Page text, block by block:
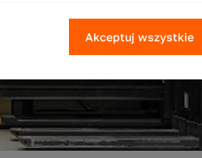
Akceptuj wszystkie